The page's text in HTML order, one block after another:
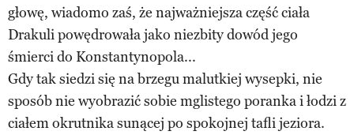
głowę, wiadomo zaś, że najważniejsza część ciała
Drakuli powędrowała jako niezbity dowód jego
śmierci do Konstantynopola...
Gdy tak siedzi się na brzegu malutkiej wysepki, nie
sposób nie wyobrazić sobie mglistego poranka i łodzi z
ciałem okrutnika sunącej po spokojnej tafli jeziora.